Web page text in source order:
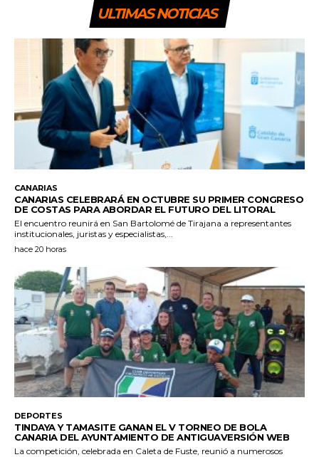
ULTIMAS NOTICIAS
CANARIAS
CANARIAS CELEBRARÁ EN OCTUBRE SU PRIMER CONGRESO
DE COSTAS PARA ABORDAR EL FUTURO DEL LITORAL
El encuentro reunirá en San Bartolomé de Tirajana a representantes
institucionales, juristas y especialistas,...
hace 20 horas
DEPORTES
TINDAYA Y TAMASITE GANAN EL V TORNEO DE BOLA
CANARIA DEL AYUNTAMIENTO DE ANTIGUAVERSIÓN WEB
La competición, celebrada en Caleta de Fuste, reunió a numerosos